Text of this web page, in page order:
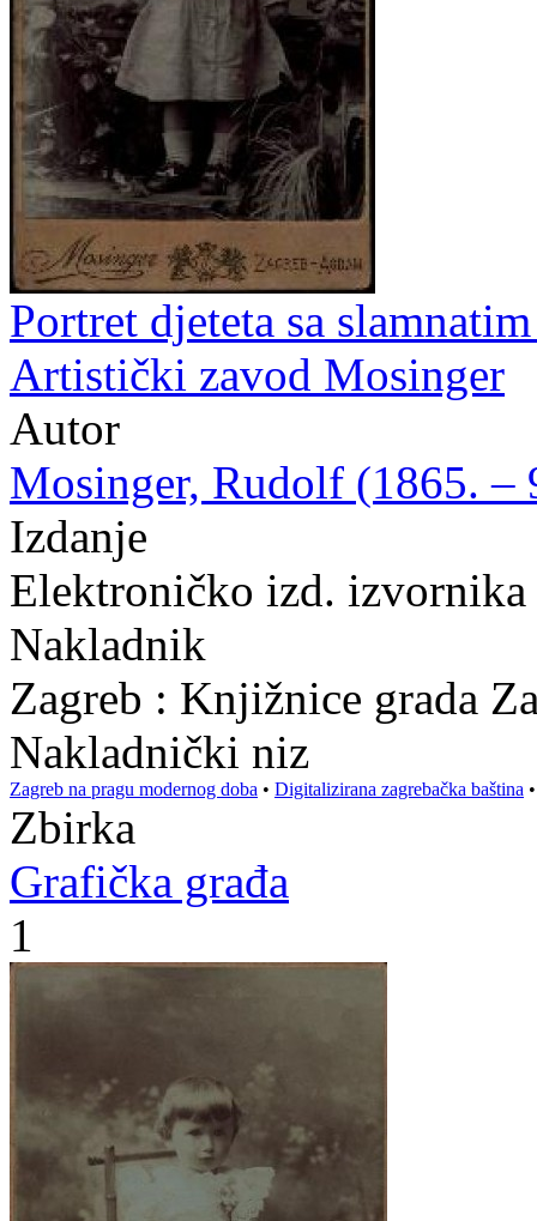
Portret djeteta sa
Artistički zavod Mosinger
Autor
Mosinger, Rudolf (1865. –
Izdanje
Elektroničko izd. izvornika
Nakladnik
Zagreb : Knjižnice grada
Nakladnički niz
Zagreb na pragu modernog doba • Digitalizirana zagrebačka baština
Zbirka
Grafička građa
1